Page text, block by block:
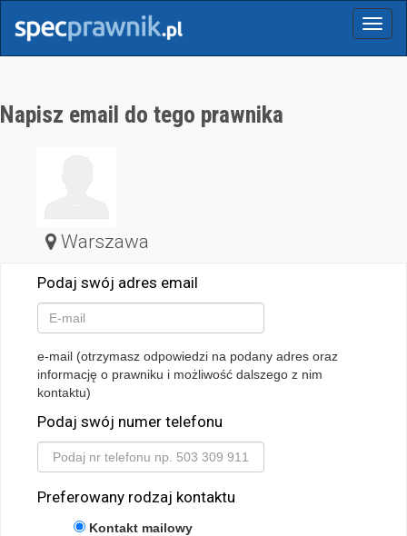
Menu
Napisz email do tego prawnika
Warszawa
Podaj swój adres email
e-mail (otrzymasz odpowiedzi na podany adres oraz
informację o prawniku i możliwość dalszego z nim
kontaktu)
Podaj swój numer telefonu
Preferowany rodzaj kontaktu
Kontakt mailowy